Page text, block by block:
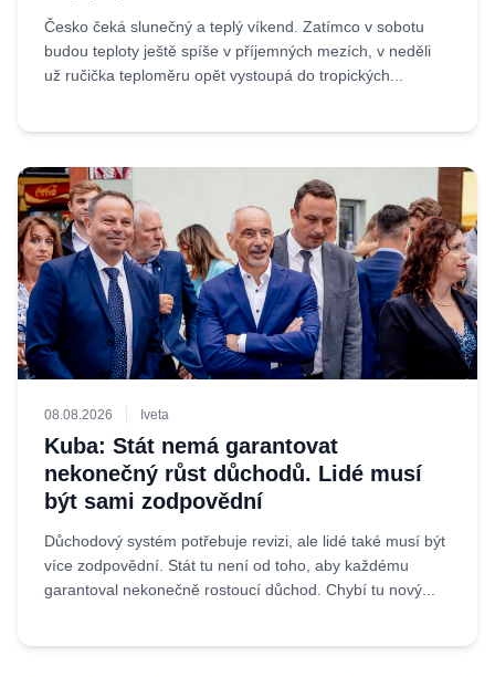
Česko čeká slunečný a teplý víkend. Zatímco v sobotu
budou teploty ještě spíše v příjemných mezích, v neděli
už ručička teploměru opět vystoupá do tropických...
08.08.2026 Iveta
Kuba: Stát nemá garantovat
nekonečný růst důchodů. Lidé musí
být sami zodpovědní
Důchodový systém potřebuje revizi, ale lidé také musí být
více zodpovědní. Stát tu není od toho, aby každému
garantoval nekonečně rostoucí důchod. Chybí tu nový...